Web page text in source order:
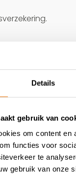
Details
gebruik van
om content en
functies voor
te
gebruik van onze
Of lijkt het je
Neem dan
in Enschede?
geworden,